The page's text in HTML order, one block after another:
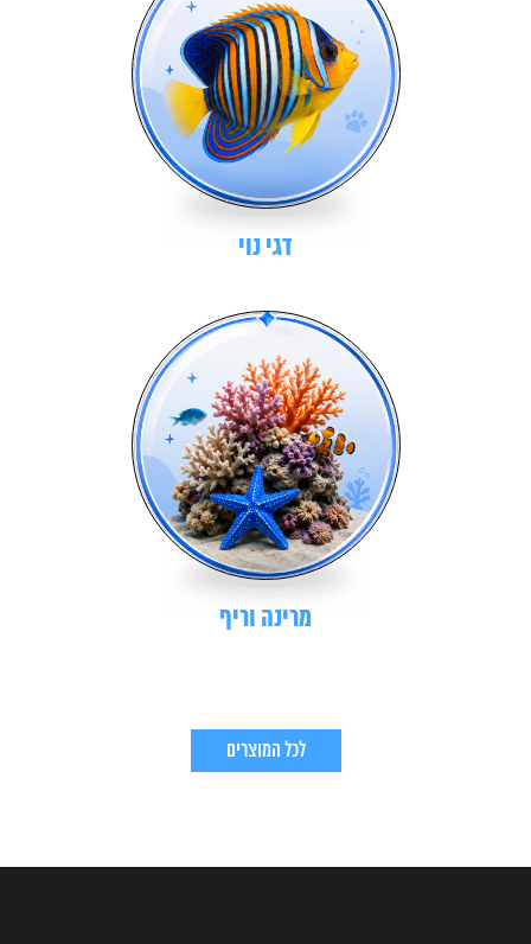
דגי נוי
מרינה וריף
לכל המוצרים